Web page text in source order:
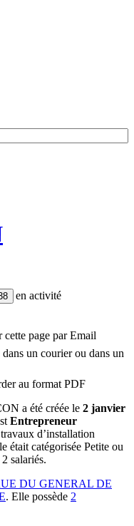
en activité
cette page par Email
un courier ou dans un
au format PDF
a été créée le 2 janvier
Entrepreneur
travaux d’installation
était catégorisée Petite ou
salariés.
DU GENERAL DE
. Elle possède 2